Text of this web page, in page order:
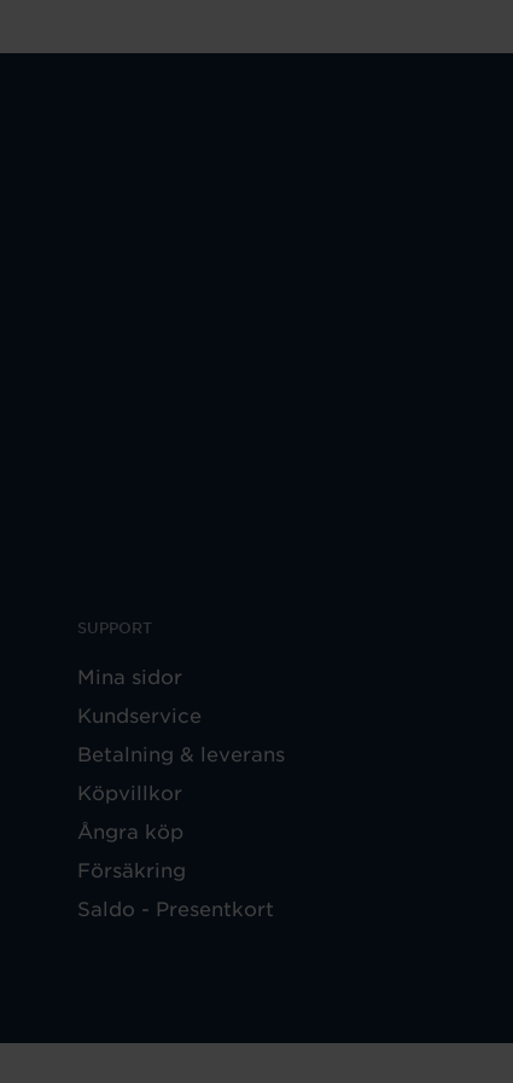
SUPPORT
Mina sidor
Kundservice
Betalning & leverans
Köpvillkor
Ångra köp
Försäkring
Saldo - Presentkort